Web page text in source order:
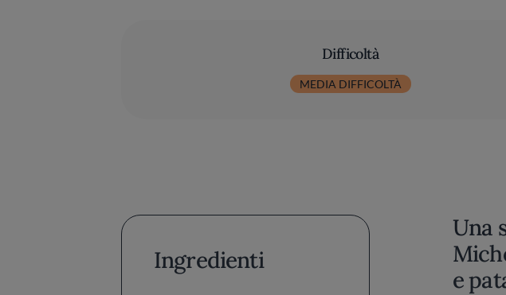
Difficoltà
MEDIA DIFFICOLTÀ
Ingredienti
Una
e